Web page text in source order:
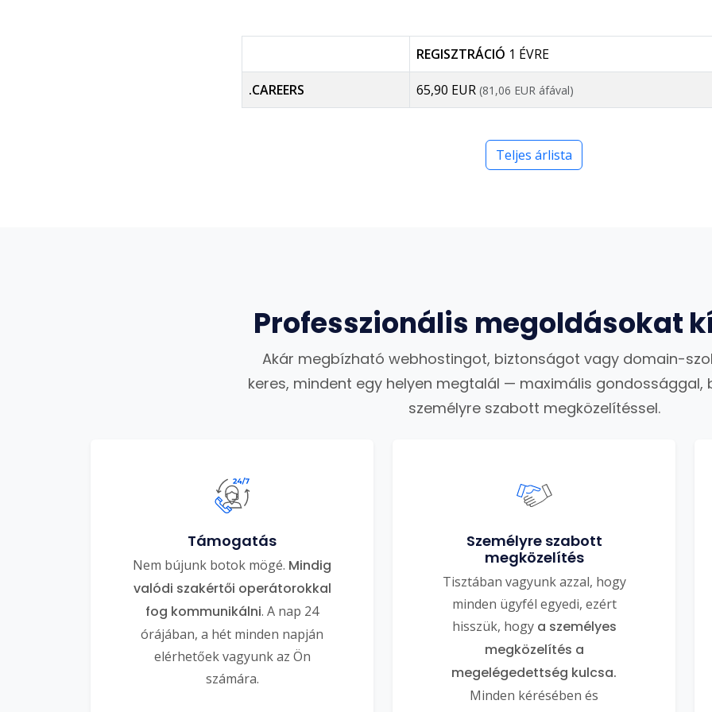
REGISZTRÁCIÓ 1 ÉVRE
.CAREERS 65,90 EUR (81,06 EUR áfával)
Teljes árlista
Professzionális megoldásokat
Akár megbízható webhostingot, biztonságot vagy domain-
keres, mindent egy helyen megtalál — maximális gondossággal,
személyre szabott megközelítéssel.
Támogatás
Nem bújunk botok mögé. Mindig
valódi szakértői operátorokkal
fog kommunikálni. A nap 24
órájában, a hét minden napján
elérhetőek vagyunk az Ön
számára.
Személyre szabott
megközelítés
Tisztában vagyunk azzal, hogy
minden ügyfél egyedi, ezért
hisszük, hogy a személyes
megközelítés a
megelégedettség kulcsa.
Minden kérésében és